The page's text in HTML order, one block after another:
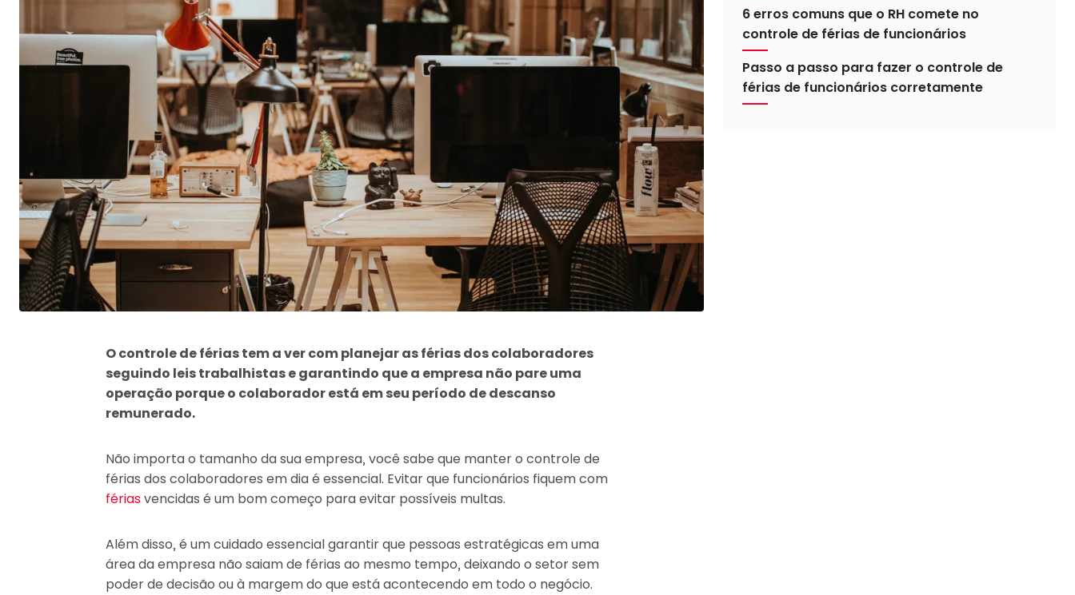
O controle de férias tem a ver com planejar as férias dos colaboradores
seguindo leis trabalhistas e garantindo que a empresa não pare uma
operação porque o colaborador está em seu período de descanso
remunerado.
Não importa o tamanho da sua empresa, você sabe que manter o controle de
férias dos colaboradores em dia é essencial. Evitar que funcionários fiquem com
fériasvencidas é um bom começo para evitar possíveis multas.
Além disso, é um cuidado essencial garantir que pessoas estratégicas em uma
área da empresa não saiam de férias ao mesmo tempo, deixando o setor sem
poder de decisão ou à margem do que está acontecendo em todo o negócio.
6 erros comuns que o RH comete no
controle de férias de funcionários
Passo a passo para fazer o controle de
férias de funcionários corretamente